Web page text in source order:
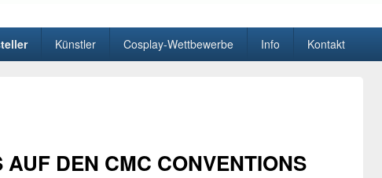
Künstler Cosplay-Wettbewerbe Info Kontakt
DEN CMC CONVENTIONS